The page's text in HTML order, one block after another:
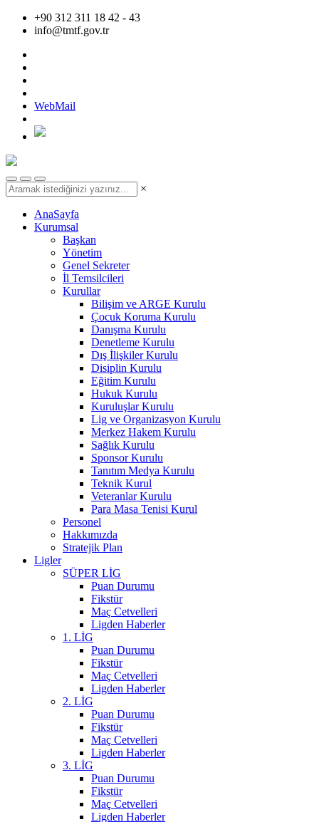
+90 312 311 18 42 - 43
info@tmtf.gov.tr
WebMail
×
AnaSayfa
Kurumsal
Başkan
Yönetim
Genel Sekreter
İl Temsilcileri
Kurullar
Bilişim ve ARGE Kurulu
Çocuk Koruma Kurulu
Danışma Kurulu
Denetleme Kurulu
Dış İlişkiler Kurulu
Disiplin Kurulu
Eğitim Kurulu
Hukuk Kurulu
Kuruluşlar Kurulu
Lig ve Organizasyon Kurulu
Merkez Hakem Kurulu
Sağlık Kurulu
Sponsor Kurulu
Tanıtım Medya Kurulu
Teknik Kurul
Veteranlar Kurulu
Para Masa Tenisi Kurul
Personel
Hakkımızda
Stratejik Plan
Ligler
SÜPER LİG
Puan Durumu
Fikstür
Maç Cetvelleri
Ligden Haberler
1. LİG
Puan Durumu
Fikstür
Maç Cetvelleri
Ligden Haberler
2. LİG
Puan Durumu
Fikstür
Maç Cetvelleri
Ligden Haberler
3. LİG
Puan Durumu
Fikstür
Maç Cetvelleri
Ligden Haberler